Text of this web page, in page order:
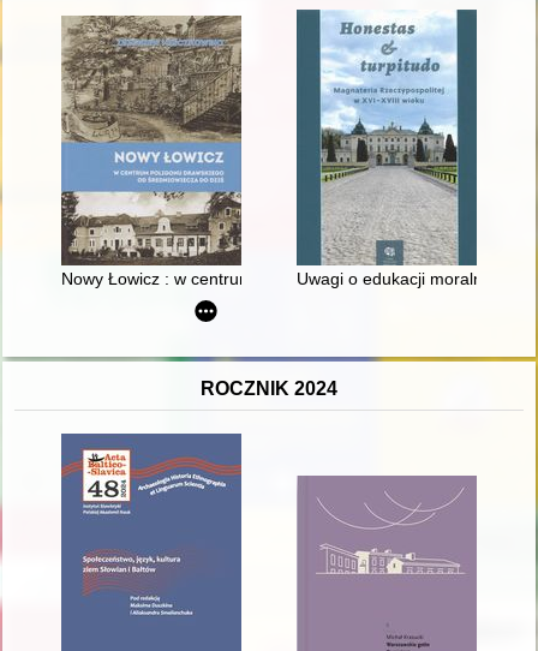
Nowy Łowicz : w centrum poligonu drawskiego od
Uwagi o edukacji moralnej
ROCZNIK 2024